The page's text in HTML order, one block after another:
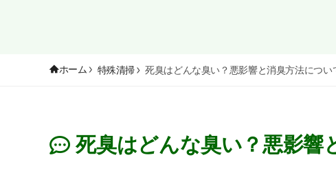
ホーム 特殊清掃 死臭はどんな臭い？悪影響と消臭方法につい
死臭はどんな臭い？悪影響